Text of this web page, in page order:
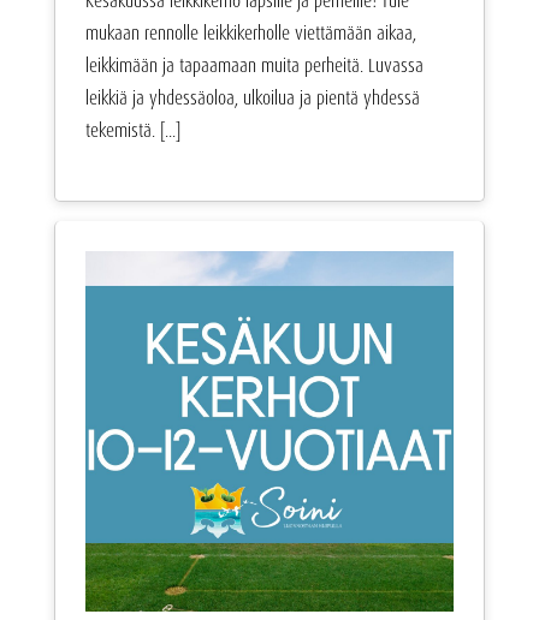
mukaan rennolle leikkikerholle viettämään aikaa,
leikkimään ja tapaamaan muita perheitä. Luvassa
leikkiä ja yhdessäoloa, ulkoilua ja pientä yhdessä
tekemistä. [...]